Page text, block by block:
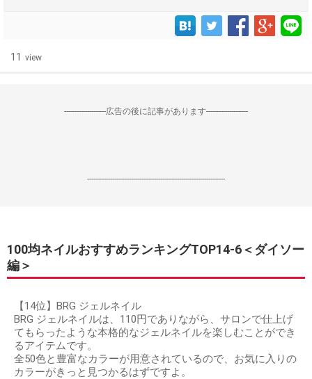
11 view
--------------------広告の後に記事があります--------------------
------------------------------------------------------------------
100均ネイルおすすめランキングTOP14-6＜ダイソー
編＞
【14位】BRG ジェルネイル
BRG ジェルネイルは、110円でありながら、サロンで仕上げ
てもらったような本格的なジェルネイルを楽しむことができ
るアイテムです。
全50色と豊富なカラーが用意されているので、お気に入りの
カラーがきっと見つかるはずですよ。